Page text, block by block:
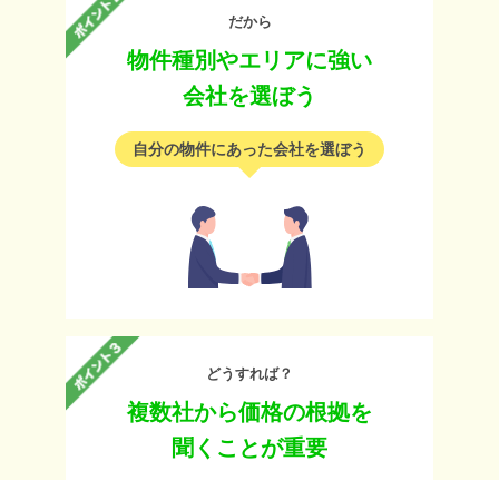
だから
物件種別やエリアに強い
会社を選ぼう
自分の物件にあった会社を選ぼう
どうすれば？
複数社から価格の根拠を
聞くことが重要